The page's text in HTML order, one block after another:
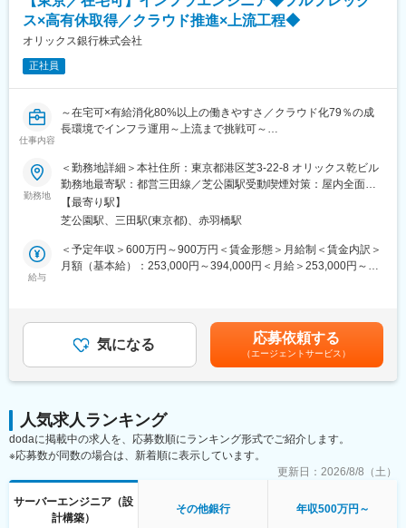
変更の範囲：会社の定める業務
・ITプロジェクト全体のマネジメント
・設計書、テスト計画、移行計画など各種成果物のレビュー
※基本設計～移行までの開発工程は、システム会社と協業しながら
■ポジションの魅力：
・メガバンク等では担当業務が細分化されがちですが、当社では
につけることが可能です。
・銀行として求められる高い信頼性・安全性を大前提としつつ、
ます。
・クラウドを前提としたシステム環境で、新しい技術やチャレン
ジに取り組めます。
■組織構成：
SIer、ITコンサル、金融機関、事業会社のIT部門など、多様なバッ
クグラウンドを持つメンバーが在籍しています。
能力・成果に応じて、昇給・昇進を行います。高い専門性を発揮
し、実務で価値を発揮されている方については、管理職でなくて
も管理職相当以上（専門職キャリア）の処遇となるキャリアパス
変更の範囲：会社の定める業務
ス×高有休取得／クラウド推進×上流工程◆
オリックス銀行株式会社
正社員
仕事内容
～在宅可×有給消化80%以上の働きやすさ／クラウド化79％の成
長環境でインフラ運用～上流まで挑戦可～
■担当業務：
当行のサーバーの運用・管理を担当頂きます。継続したシステム
の安定稼働のため、インフラ面のサポートがメインミッションと
なります。
■具体的な業務内容：
・銀行の新規・既存のシステムインフラ（サーバ管理、運用、ネ
ットワーク）の構築・保守
・上記インフラ構築に関するベンダーマネジメント及びプロジェ
■開発環境・言語：
・Java,PHP,C,C#,Ruby,Pyton, .NET などのプログラム
担当いただきます。
■組織について：
ほとんどが中途入社者である環境です。「インフラコストを可能
いうコンセプトのもとビジネス展開をしてきました。当社はイン
ターネットを中心とした銀行であるため、通常の銀行よりインフ
勤務地
＜勤務地詳細＞本社住所：東京都港区芝3-22-8 オリックス乾ビル
勤務地最寄駅：都営三田線／芝公園駅受動喫煙対策：屋内全面禁
煙変更の範囲：会社の定める事業所（リモートワーク含む）
【最寄り駅】
芝公園駅、三田駅(東京都)、赤羽橋駅
給与
＜予定年収＞600万円～900万円＜賃金形態＞月給制＜賃金内訳＞
月額（基本給）：253,000円～394,000円＜月給＞253,000円～
性があります。月給(月額)は固定手当を含めた表記です。
気になる 応募依頼する
（エージェントサービス）
人気求人ランキング
dodaに掲載中の求人を、応募数順にランキング形式でご紹介します。
※応募数が同数の場合は、新着順に表示しています。
更新日： 2026/8/8（土）
サーバーエンジニア（設
計構築）
その他銀行 年収500万円～